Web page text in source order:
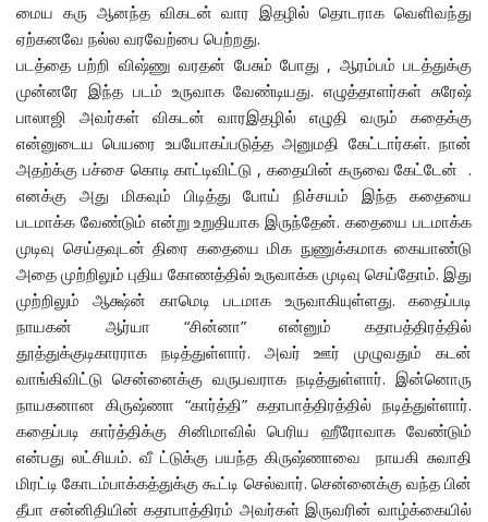
மைய கரு ஆனந்த விகடன் வார இதழில் தொடராக வெளிவந்து
ஏற்கனவே நல்ல வரவேற்பை பெற்றது.
படத்தை பற்றி விஷ்ணு வரதன் பேசும் போது , ஆரம்பம் படத்துக்கு
முன்னரே இந்த படம் உருவாக வேண்டியது. எழுத்தாளர்கள் சுரேஷ்
பாலாஜி அவர்கள் விகடன் வாரஇதழில் எழுதி வரும் கதைக்கு
என்னுடைய பெயரை உபயோகப்படுத்த அனுமதி கேட்டார்கள். நான்
அதற்க்கு பச்சை கொடி காட்டிவிட்டு , கதையின் கருவை கேட்டேன் .
எனக்கு அது மிகவும் பிடித்து போய் நிச்சயம் இந்த கதையை
படமாக்க வேண்டும் என்று உறுதியாக இருந்தேன். கதையை படமாக்க
முடிவு செய்தவுடன் திரை கதையை மிக நுணுக்கமாக கையாண்டு
அதை முற்றிலும் புதிய கோணத்தில் உருவாக்க முடிவு செய்தோம். இது
முற்றிலும் ஆக்ஷ்ன் காமெடி படமாக உருவாகியுள்ளது. கதைப்படி
நாயகன் ஆர்யா “சின்னா” என்னும் கதாபத்திரத்தில்
தூத்துக்குடிகாரராக நடித்துள்ளார். அவர் ஊர் முழுவதும் கடன்
வாங்கிவிட்டு சென்னைக்கு வருபவராக நடித்துள்ளார். இன்னொரு
நாயகனான கிருஷ்ணா “கார்த்தி” கதாபாத்திரத்தில் நடித்துள்ளார்.
கதைப்படி கார்த்திக்கு சினிமாவில் பெரிய ஹீரோவாக வேண்டும்
என்பது லட்சியம். வீ ட்டுக்கு பயந்த கிருஷ்ணாவை நாயகி சுவாதி
மிரட்டி கோடம்பாக்கத்துக்கு கூட்டி செல்வார். சென்னைக்கு வந்த பின்
தீபா சன்னிதியின் கதாபாத்திரம் அவர்கள் இருவரின் வாழ்க்கையில்